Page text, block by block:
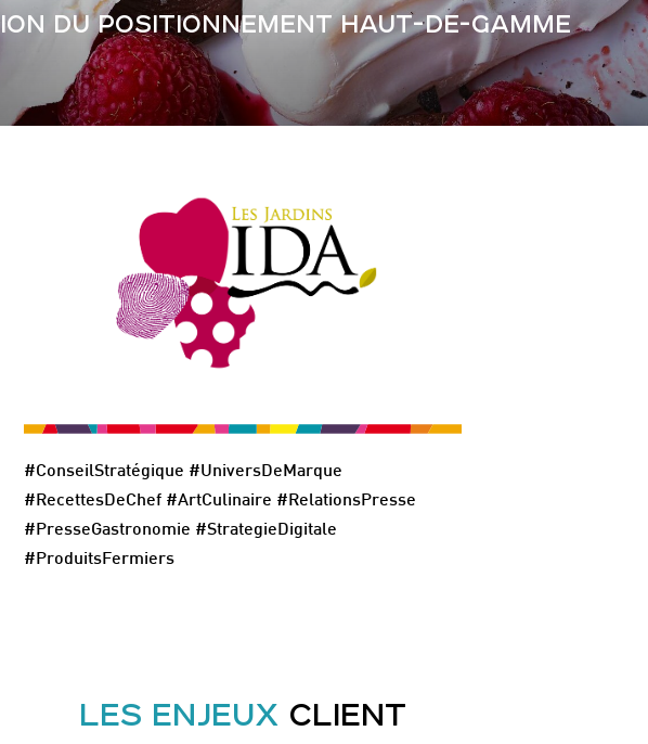
DU POSITIONNEMENT HAUT-DE-GAMME
#ConseilStratégique #UniversDeMarque
#RecettesDeChef #ArtCulinaire #RelationsPresse
#PresseGastronomie #StrategieDigitale
#ProduitsFermiers
LES ENJEUX CLIENT